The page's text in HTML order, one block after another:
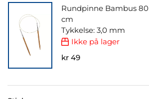
Rundpinne Bambus 80
cm
Tykkelse: 3,0 mm
Ikke på lager
kr 49